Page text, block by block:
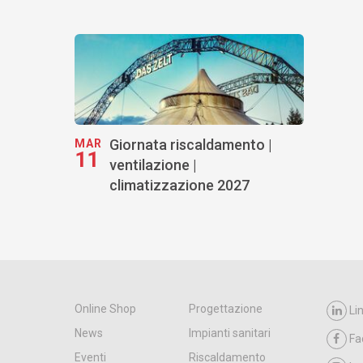
MAR
11
Giornata riscaldamento |
ventilazione |
climatizzazione 2027
Online Shop
Progettazione
News
Impianti sanitari
Eventi
Riscaldamento